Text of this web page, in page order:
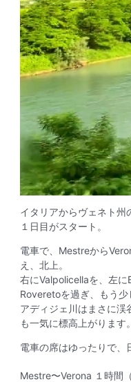
イタリアからヴェネト州
１日目がスタート。
電車で、Mestreから
え、北上。
右にValpolicellaを、左に
Roveretoを過ぎ、もう少
アディジェ川はまさに渓
も一気に標高上がります。
電車の席はゆったりで、
Mestre〜Verona １時間